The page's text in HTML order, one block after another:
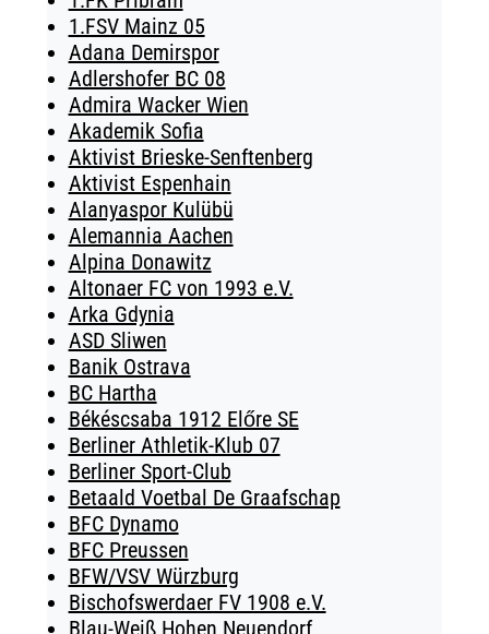
1.FSV Mainz 05
Adana Demirspor
Adlershofer BC 08
Admira Wacker Wien
Akademik Sofia
Aktivist Brieske-Senftenberg
Aktivist Espenhain
Alanyaspor Kulübü
Alemannia Aachen
Alpina Donawitz
Altonaer FC von 1993 e.V.
Arka Gdynia
ASD Sliwen
Banik Ostrava
BC Hartha
Békéscsaba 1912 Előre SE
Berliner Athletik-Klub 07
Berliner Sport-Club
Betaald Voetbal De Graafschap
BFC Dynamo
BFC Preussen
BFW/VSV Würzburg
Bischofswerdaer FV 1908 e.V.
Blau-Weiß Hohen Neuendorf